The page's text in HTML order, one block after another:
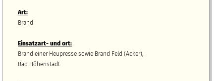
Art:
Brand
Einsatzart- und ort:
Brand einer Heupresse sowie Brand Feld (Acker),
Bad Höhenstadt